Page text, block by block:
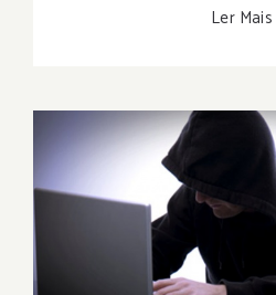
Ler Mais
Racismo na